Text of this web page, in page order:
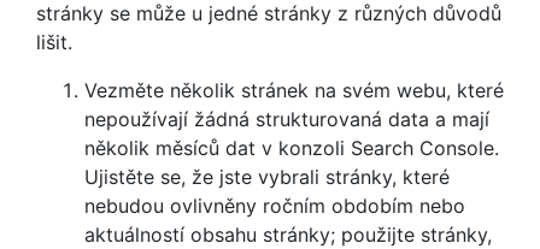
stránky se může u jedné stránky z různých důvodů
lišit.
Vezměte několik stránek na svém webu, které
nepoužívají žádná strukturovaná data a mají
několik měsíců dat v konzoli Search Console.
Ujistěte se, že jste vybrali stránky, které
nebudou ovlivněny ročním obdobím nebo
aktuálností obsahu stránky; použijte stránky,